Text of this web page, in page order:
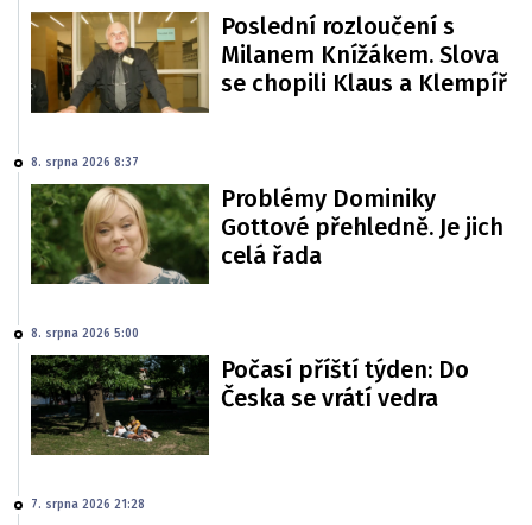
Poslední rozloučení s
Milanem Knížákem. Slova
se chopili Klaus a Klempíř
8. srpna 2026 8:37
Problémy Dominiky
Gottové přehledně. Je jich
celá řada
8. srpna 2026 5:00
Počasí příští týden: Do
Česka se vrátí vedra
7. srpna 2026 21:28